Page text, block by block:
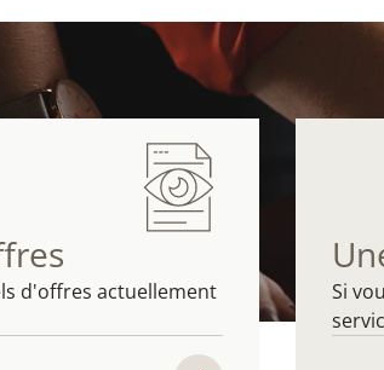
d'offres actuellement
Si